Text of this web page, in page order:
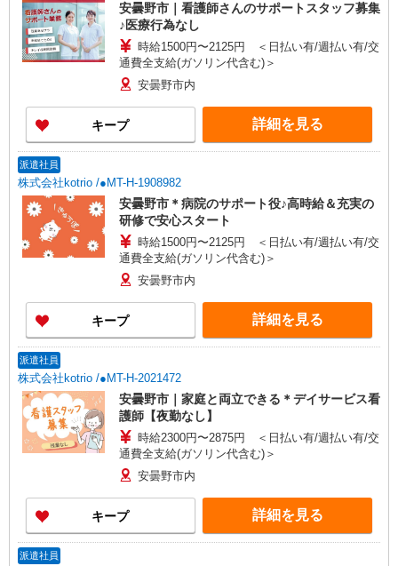
安曇野市｜看護師さんのサポートスタッフ募集
♪医療行為なし
時給1500円〜2125円 ＜日払い有/週払い有/交
通費全支給(ガソリン代含む)＞
安曇野市内
キープ 詳細を見る
派遣社員
株式会社kotrio /●MT-H-1908982
安曇野市＊病院のサポート役♪高時給＆充実の
研修で安心スタート
時給1500円〜2125円 ＜日払い有/週払い有/交
通費全支給(ガソリン代含む)＞
安曇野市内
キープ 詳細を見る
派遣社員
株式会社kotrio /●MT-H-2021472
安曇野市｜家庭と両立できる＊デイサービス看
護師【夜勤なし】
時給2300円〜2875円 ＜日払い有/週払い有/交
通費全支給(ガソリン代含む)＞
安曇野市内
キープ 詳細を見る
派遣社員